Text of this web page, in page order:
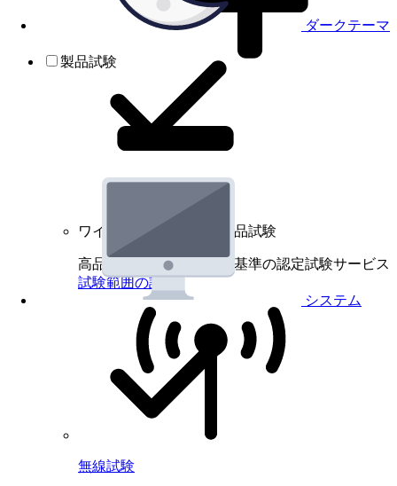
ダークテーマ
システム
製品試験
ワイヤレスデバイスの製品試験
高品質規格に基づく国際基準の認定試験サービス
試験範囲の詳細
無線試験